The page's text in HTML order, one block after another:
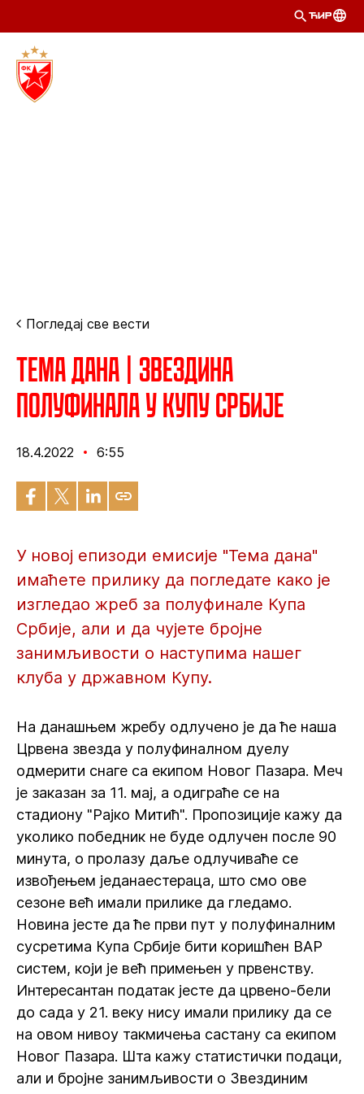
ЋИР
Погледај све вести
Тема дана | Звездина
полуфинала у Купу Србије
18.4.2022 6:55
У новој епизоди емисије "Тема дана"
имаћете прилику да погледате како је
изгледао жреб за полуфинале Купа
Србије, али и да чујете бројне
занимљивости о наступима нашег
клуба у државном Купу.
На данашњем жребу одлучено је да ће наша
Црвена звезда у полуфиналном дуелу
одмерити снаге са екипом Новог Пазара. Меч
је заказан за 11. мај, а одиграће се на
стадиону "Рајко Митић". Пропозиције кажу да
уколико победник не буде одлучен после 90
минута, о пролазу даље одлучиваће се
извођењем једанаестераца, што смо ове
сезоне већ имали прилике да гледамо.
Новина јесте да ће први пут у полуфиналним
сусретима Купа Србије бити коришћен ВАР
систем, који је већ примењен у првенству.
Интересантан податак јесте да црвено-бели
до сада у 21. веку нису имали прилику да се
на овом нивоу такмичења састану са екипом
Новог Пазара. Шта кажу статистички подаци,
али и бројне занимљивости о Звездиним